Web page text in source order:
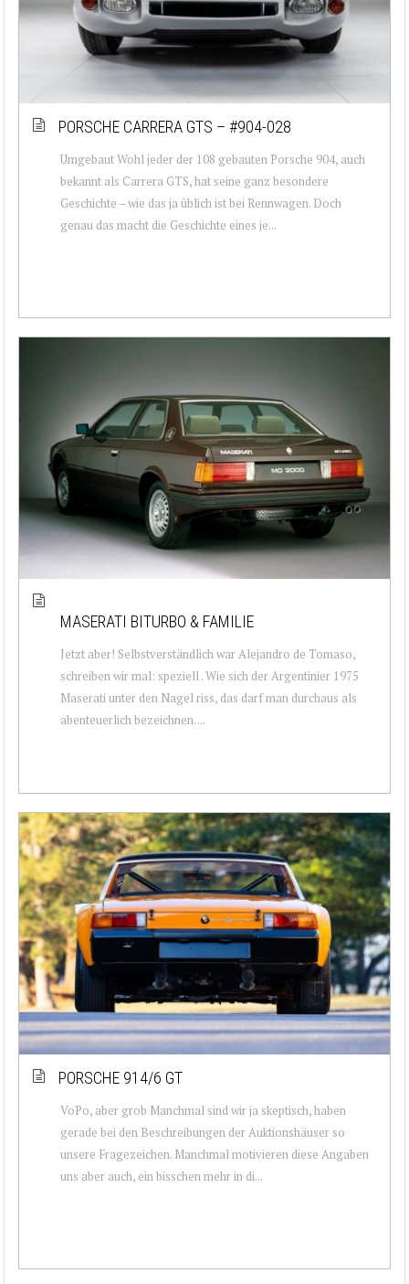
PORSCHE CARRERA GTS – #904-028
Umgebaut Wohl jeder der 108 gebauten Porsche 904, auch
bekannt als Carrera GTS, hat seine ganz besondere
Geschichte – wie das ja üblich ist bei Rennwagen. Doch
genau das macht die Geschichte eines je...
MASERATI BITURBO & FAMILIE
Jetzt aber! Selbstverständlich war Alejandro de Tomaso,
schreiben wir mal: speziell . Wie sich der Argentinier 1975
Maserati unter den Nagel riss, das darf man durchaus als
abenteuerlich bezeichnen. ...
PORSCHE 914/6 GT
VoPo, aber grob Manchmal sind wir ja skeptisch, haben
gerade bei den Beschreibungen der Auktionshäuser so
unsere Fragezeichen. Manchmal motivieren diese Angaben
uns aber auch, ein bisschen mehr in di...